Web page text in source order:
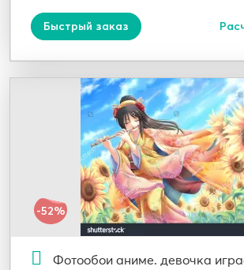
Быстрый заказ
-52%
Фотообои аниме. девочка